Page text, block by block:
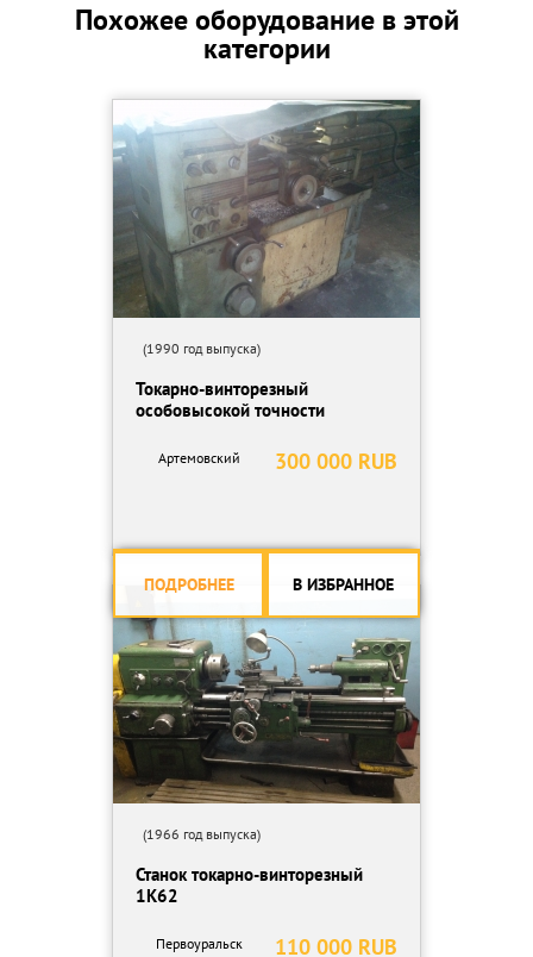
Похожее оборудование в этой
категории
(1990 год выпуска)
Токарно-винторезный
особовысокой точности
300 000 RUB
Артемовский
ПОДРОБНЕЕ В ИЗБРАННОЕ
(1966 год выпуска)
Станок токарно-винторезный
1К62
110 000 RUB
Первоуральск